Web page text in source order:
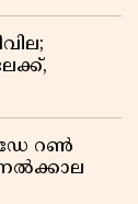
റൺ